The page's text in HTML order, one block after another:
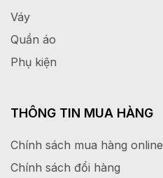
Váy
Quần áo
Phụ kiện
THÔNG TIN MUA HÀNG
Chính sách mua hàng online
Chính sách đổi hàng